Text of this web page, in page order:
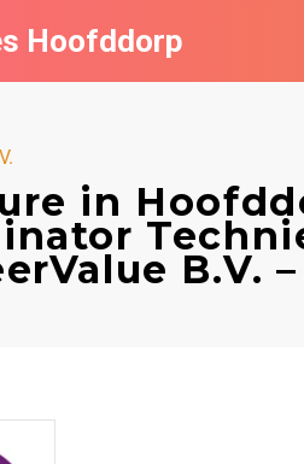
Hoofddorp
in
B.V.